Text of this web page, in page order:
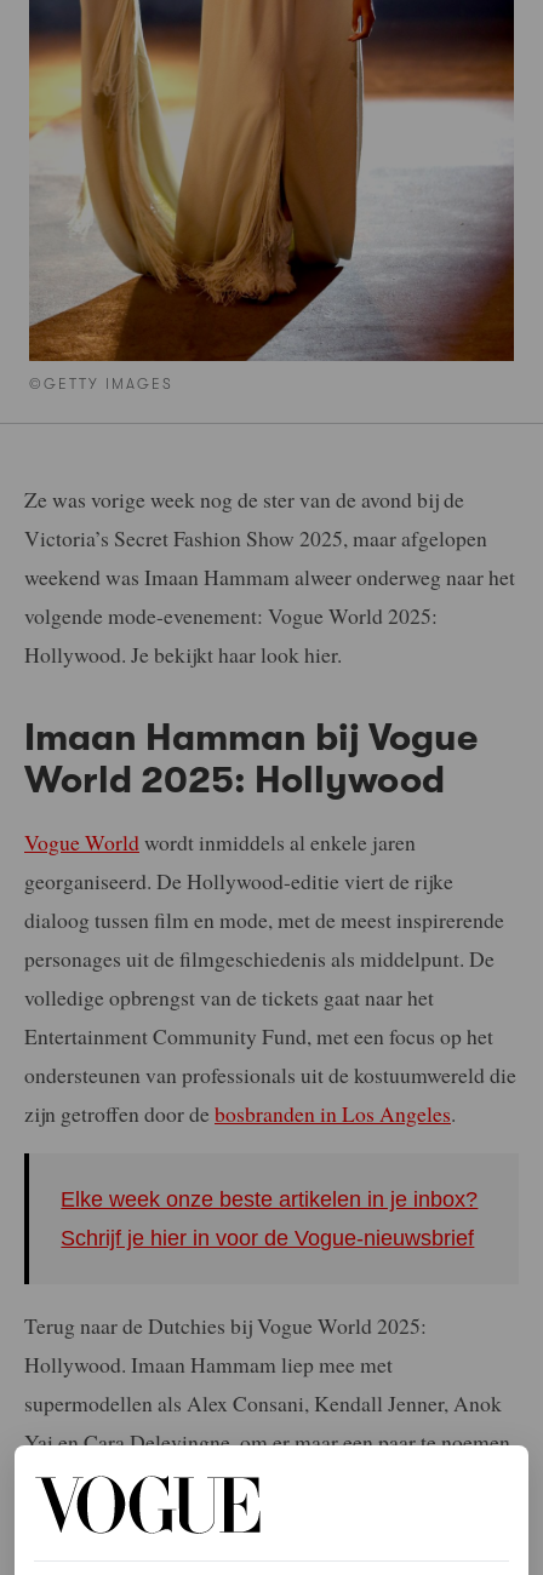
©GETTY IMAGES
Ze was vorige week nog de ster van de avond bij de
Victoria’s Secret Fashion Show 2025, maar afgelopen
weekend was Imaan Hammam alweer onderweg naar het
volgende mode-evenement: Vogue World 2025:
Hollywood. Je bekijkt haar look hier.
Imaan Hamman bij Vogue
World 2025: Hollywood
Vogue Worldwordt inmiddels al enkele jaren
georganiseerd. De Hollywood-editie viert de rijke
dialoog tussen film en mode, met de meest inspirerende
personages uit de filmgeschiedenis als middelpunt. De
volledige opbrengst van de tickets gaat naar het
Entertainment Community Fund, met een focus op het
ondersteunen van professionals uit de kostuumwereld die
zijn getroffen door de bosbranden in Los Angeles.
Elke week onze beste artikelen in je inbox?
Schrijf je hier in voor de Vogue-nieuwsbrief
Terug naar de Dutchies bij Vogue World 2025:
Hollywood. Imaan Hammam liep mee met
supermodellen als Alex Consani, Kendall Jenner, Anok
Yai en Cara Delevingne, om er maar een paar te noemen.
Ook Jill Kortleve en Yasmin Wijnaldum waren van de
partij. Imaan Hammam schitterde in het segment waarin
de filmDunewerd geëerd. Ze verscheen op de catwalk in